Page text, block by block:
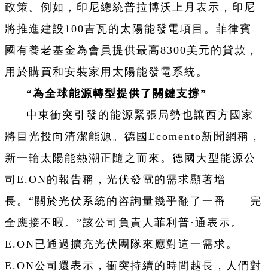
政策。例如，印尼總統普拉博沃上月表示，印尼
將推進建設100吉瓦的太陽能發電項目。菲律賓
國有養老基金為會員提供最高8300美元的貸款，
用於購買和安裝家用太陽能發電系統。
“為全球能源轉型提供了關鍵支撐”
中東衝突引發的能源緊張局勢也讓西方國家
將目光投向清潔能源。德國Ecomento新聞網稱，
新一輪太陽能熱潮正隨之而來。德國大型能源公
司E.ON的報告稱，光伏發電的需求顯著增
長。“關於光伏系統的咨詢量幾乎翻了一番——完
全應接不暇。”該公司負責人菲利普·通表示。
E.ON已通過擴充光伏團隊來應對這一需求。
E.ON公司還表示，衝突持續的時間越長，人們對